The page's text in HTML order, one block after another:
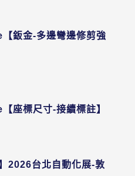
鈑金-多邊彎邊修剪強
座標尺寸-接續標註】
2026台北自動化展-敦